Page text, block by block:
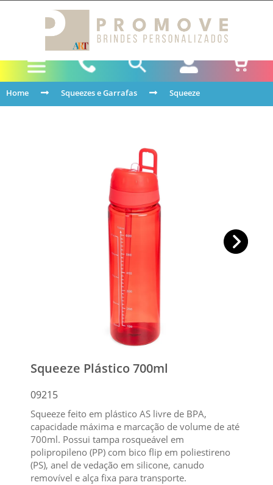
Home Squeezes e Garrafas Squeeze
Squeeze Plástico 700ml
09215
Squeeze feito em plástico AS livre de BPA,
capacidade máxima e marcação de volume de até
700ml. Possui tampa rosqueável em
polipropileno (PP) com bico flip em poliestireno
(PS), anel de vedação em silicone, canudo
removível e alça fixa para transporte.